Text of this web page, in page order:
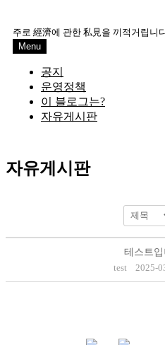
content
주로 經濟에 관한 私見을 끼적거립니
Menu
공지
운영정책
이 블로그는?
자유게시판
자유게시판
테스트
test
2025-